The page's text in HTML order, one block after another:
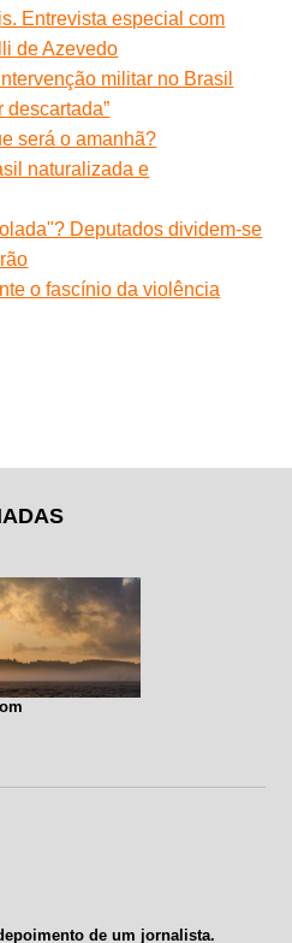
Entrevista especial com
de Azevedo
militar no Brasil
descartada”
será o amanhã?
naturalizada e
Deputados dividem-se
o fascínio da violência
de um jornalista.